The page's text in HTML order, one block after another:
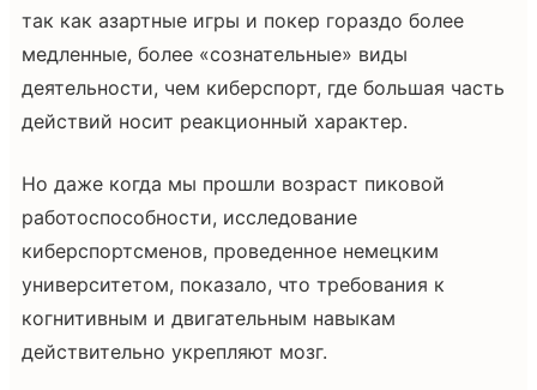
так как азартные игры и покер гораздо более
медленные, более «сознательные» виды
деятельности, чем киберспорт, где большая часть
действий носит реакционный характер.
Но даже когда мы прошли возраст пиковой
работоспособности, исследование
киберспортсменов, проведенное немецким
университетом, показало, что требования к
когнитивным и двигательным навыкам
действительно укрепляют мозг.